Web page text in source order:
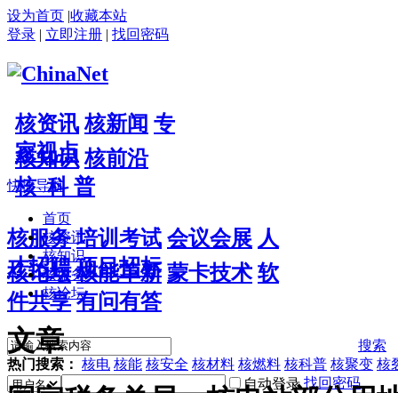
设为首页 |收藏本站
登录 | 立即注册 | 找回密码
核资讯 核新闻 专
家视点
核知识 核前沿
核 科 普
核服务 培训考试 会议会展 人
才招聘 项目招标
核论坛 核能革新 蒙卡技术 软
件共享 有问有答
搜索
热门搜索： 核电 核能 核安全 核材料 核燃料 核科普 核聚变 核
自动登录 找回密码
快捷导航
首页
核资讯
核知识
核服务
核论坛
文章